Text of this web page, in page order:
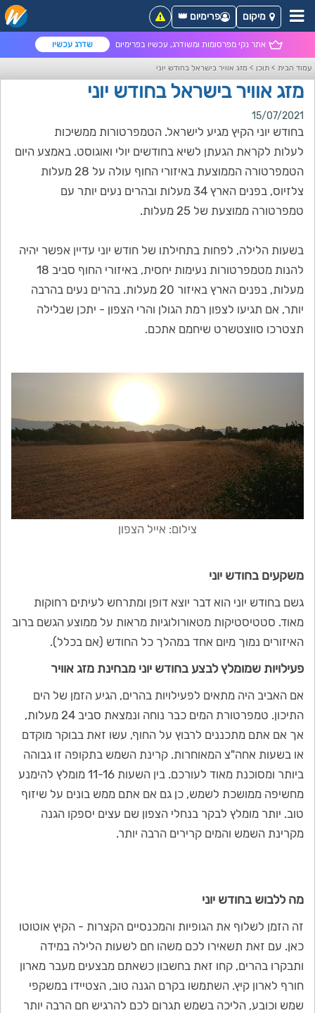
אתר נקי מפרסומות ומשודרג, עכשיו בפרימיום שדרג עכשיו
מיקום פרימיום 👑
עמוד הבית > תוכן > מזג אוויר בישראל בחודש יוני
מזג אוויר בישראל בחודש יוני
15/07/2021
בחודש יוני הקיץ מגיע לישראל. הטמפרטורות ממשיכות
לעלות לקראת הגעתן לשיא בחודשים יולי ואוגוסט. באמצע היום
הטמפרטורה הממוצעת באיזורי החוף עולה על 28 מעלות
צלזיוס, בפנים הארץ 34 מעלות ובהרים נעים יותר עם
טמפרטורה ממוצעת של 25 מעלות.
בשעות הלילה, לפחות בתחילתו של חודש יוני עדיין אפשר יהיה
להנות מטמפרטורות נעימות יחסית, באיזורי החוף סביב 18
מעלות, בפנים הארץ באיזור 20 מעלות. בהרים נעים בהרבה
יותר, אם תגיעו לצפון רמת הגולן והרי הצפון - יתכן שבלילה
תצטרכו סווצטשרט שיחמם אתכם.
צילום: אייל הצפון
משקעים בחודש יוני
גשם בחודש יוני הוא דבר יוצא דופן ומתרחש לעיתים רחוקות
מאוד. סטטיסטיקות מטאורולוגיות מראות על ממוצע הגשם ברוב
האיזורים נמוך מיום אחד במהלך כל החודש (אם בכלל).
פעילויות שמומלץ לבצע בחודש יוני מבחינת מזג אוויר
אם האביב היה מתאים לפעילויות בהרים, הגיע הזמן של הים
התיכון. טמפרטורת המים כבר נוחה ונמצאת סביב 24 מעלות,
אך אם אתם מתכננים לרבוץ על החוף, עשו זאת בבוקר מוקדם
או בשעות אחה"צ המאוחרות. קרינת השמש בתקופה זו גבוהה
ביותר ומסוכנת מאוד לעורכם. בין השעות 11-16 מומלץ להימנע
מחשיפה ממושכת לשמש, כן גם אם אתם ממש בונים על שיזוף
טוב. יותר מומלץ לבקר בנחלי הצפון שם עצים יספקו הגנה
מקרינת השמש והמים קרירים הרבה יותר.
מה ללבוש בחודש יוני
זה הזמן לשלוף את הגופיות והמכנסיים הקצרות - הקיץ אוטוטו
כאן. עם זאת תשאירו לכם משהו חם לשעות הלילה במידה
ותבקרו בהרים, קחו זאת בחשבון כשאתם מבצעים מעבר מארון
חורף לארון קיץ. השתמשו בקרם הגנה טוב, הצטיידו במשקפי
שמש וכובע, הליכה בשמש תגרום לכם להרגיש חם הרבה יותר